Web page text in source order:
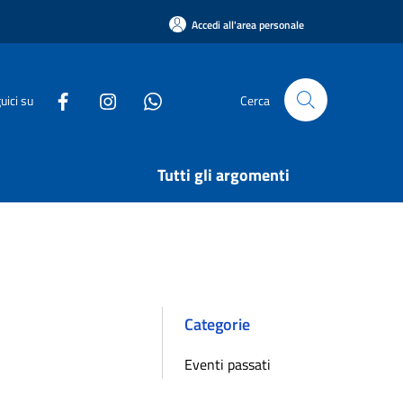
Accedi all'area personale
su Cerca
Tutti gli argomenti
Categorie
Eventi passati